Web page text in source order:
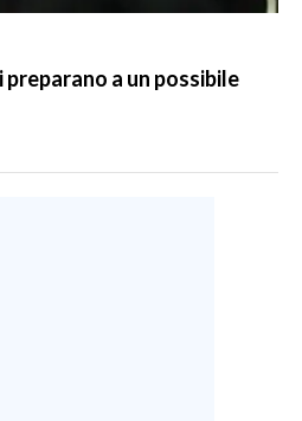
preparano a un possibile